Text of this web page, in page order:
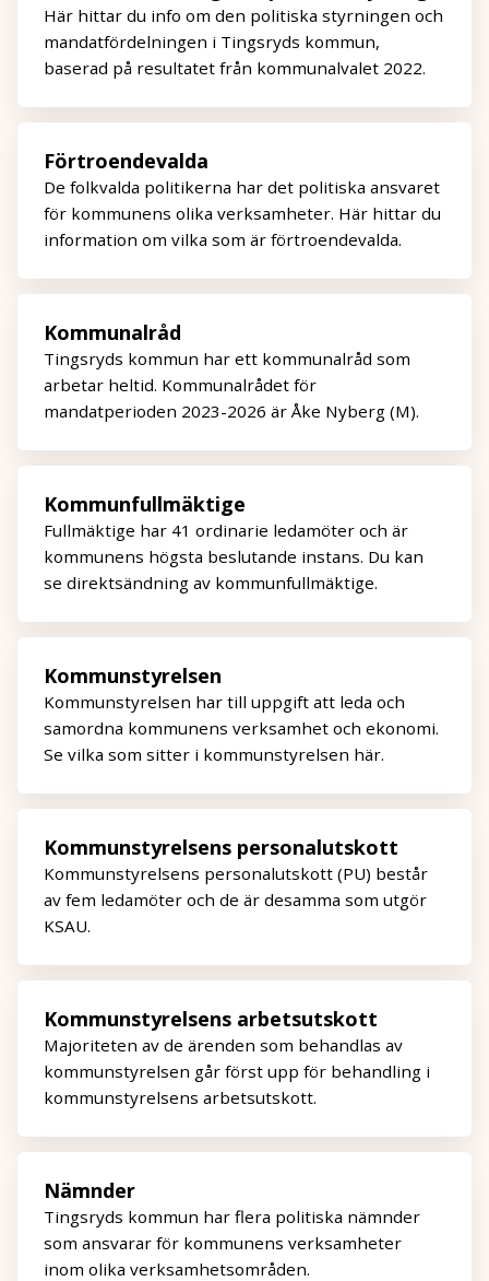
Här hittar du info om den politiska styrningen och
mandatfördelningen i Tingsryds kommun,
baserad på resultatet från kommunalvalet 2022.
Förtroendevalda
De folkvalda politikerna har det politiska ansvaret
för kommunens olika verksamheter. Här hittar du
information om vilka som är förtroendevalda.
Kommunalråd
Tingsryds kommun har ett kommunalråd som
arbetar heltid. Kommunalrådet för
mandatperioden 2023-2026 är Åke Nyberg (M).
Kommunfullmäktige
Fullmäktige har 41 ordinarie ledamöter och är
kommunens högsta beslutande instans. Du kan
se direktsändning av kommunfullmäktige.
Kommunstyrelsen
Kommunstyrelsen har till uppgift att leda och
samordna kommunens verksamhet och ekonomi.
Se vilka som sitter i kommunstyrelsen här.
Kommunstyrelsens personalutskott
Kommunstyrelsens personalutskott (PU) består
av fem ledamöter och de är desamma som utgör
KSAU.
Kommunstyrelsens arbetsutskott
Majoriteten av de ärenden som behandlas av
kommunstyrelsen går först upp för behandling i
kommunstyrelsens arbetsutskott.
Nämnder
Tingsryds kommun har flera politiska nämnder
som ansvarar för kommunens verksamheter
inom olika verksamhetsområden.